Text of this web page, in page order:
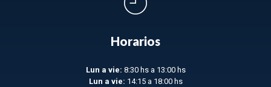
Horarios
Lun a vie: 8:30 hs a 13:00 hs
Lun a vie: 14:15 a 18:00 hs